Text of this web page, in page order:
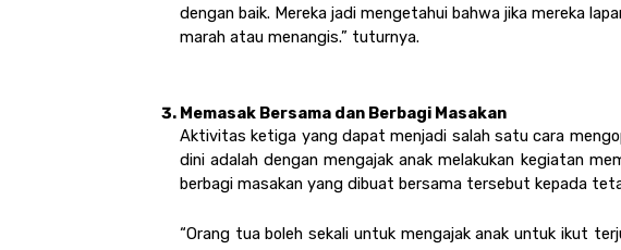
dengan baik. Mereka jadi mengetahui bahwa jika mereka
marah atau menangis.” tuturnya.
Memasak Bersama dan Berbagi Masakan
Aktivitas ketiga yang dapat menjadi salah satu cara
dini adalah dengan mengajak anak melakukan kegiatan
berbagi masakan yang dibuat bersama tersebut kepada
“Orang tua boleh sekali untuk mengajak anak untuk ikut